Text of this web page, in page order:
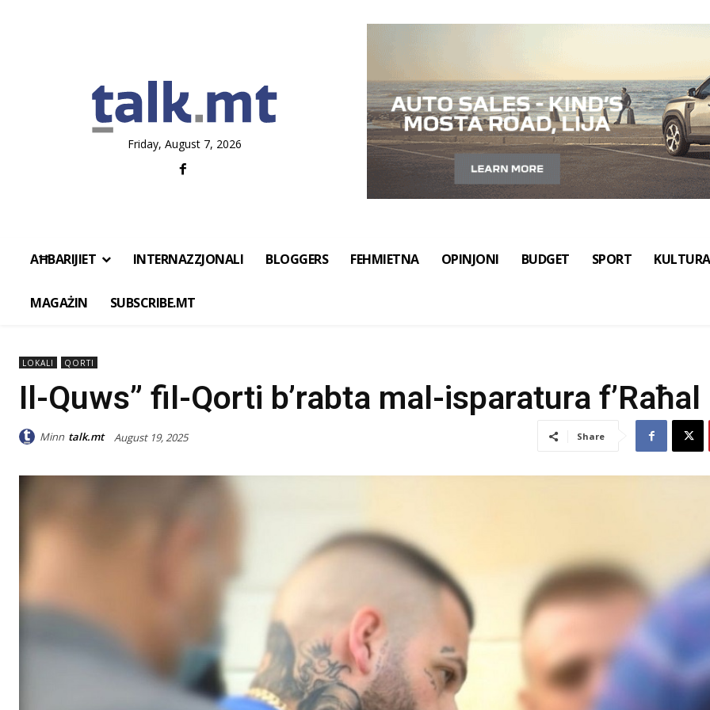
Friday, August 7, 2026
AĦBARIJIET INTERNAZZJONALI BLOGGERS FEHMIETNA OPINJONI BUDGET SPORT KULTURA
MAGAŻIN SUBSCRIBE.MT
LOKALI QORTI
Il-Quws” fil-Qorti b’rabta mal-isparatura f’Raħal
Minn talk.mt August 19, 2025 Share